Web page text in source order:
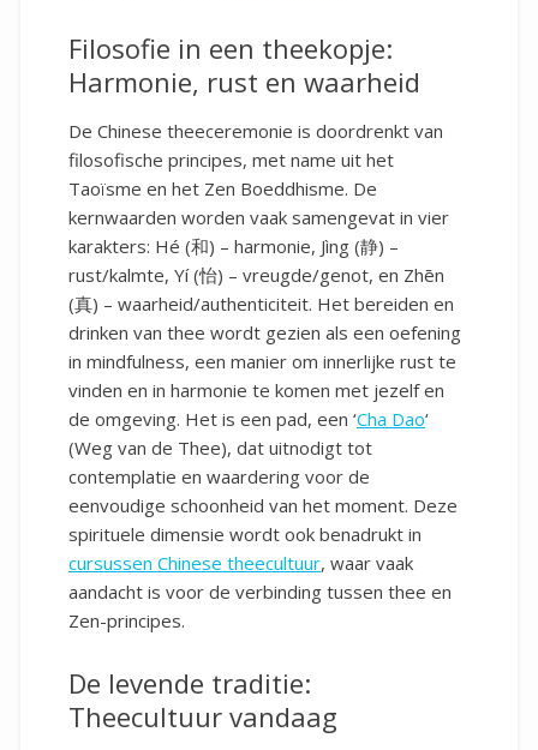
Filosofie in een theekopje:
Harmonie, rust en waarheid
De Chinese theeceremonie is doordrenkt van
filosofische principes, met name uit het
Taoïsme en het Zen Boeddhisme. De
kernwaarden worden vaak samengevat in vier
karakters: Hé (和) – harmonie, Jìng (静) –
rust/kalmte, Yí (怡) – vreugde/genot, en Zhēn
(真) – waarheid/authenticiteit. Het bereiden en
drinken van thee wordt gezien als een oefening
in mindfulness, een manier om innerlijke rust te
vinden en in harmonie te komen met jezelf en
de omgeving. Het is een pad, een ‘Cha Dao‘
(Weg van de Thee), dat uitnodigt tot
contemplatie en waardering voor de
eenvoudige schoonheid van het moment. Deze
spirituele dimensie wordt ook benadrukt in
cursussen Chinese theecultuur, waar vaak
aandacht is voor de verbinding tussen thee en
Zen-principes.
De levende traditie:
Theecultuur vandaag